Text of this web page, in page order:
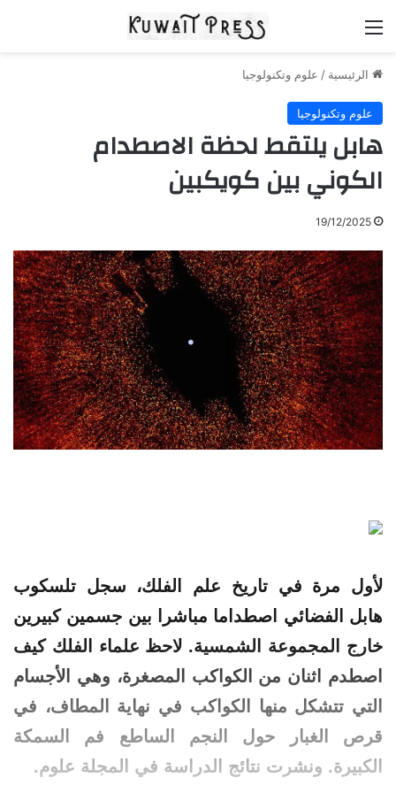
الرئيسية / علوم وتكنولوجيا
علوم وتكنولوجيا
هابل يلتقط لحظة الاصطدام
الكوني بين كويكبين
19/12/2025
لأول مرة في تاريخ علم الفلك، سجل تلسكوب
هابل الفضائي اصطداما مباشرا بين جسمين كبيرين
خارج المجموعة الشمسية. لاحظ علماء الفلك كيف
اصطدم اثنان من الكواكب المصغرة، وهي الأجسام
التي تتشكل منها الكواكب في نهاية المطاف، في
قرص الغبار حول النجم الساطع فم السمكة
الكبيرة. ونشرت نتائج الدراسة في المجلة علوم.